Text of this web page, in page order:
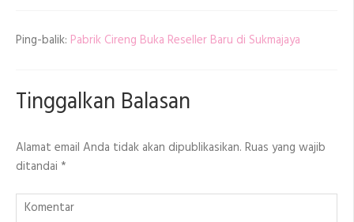
Ping-balik: Pabrik Cireng Buka Reseller Baru di Sukmajaya
Tinggalkan Balasan
Alamat email Anda tidak akan dipublikasikan. Ruas yang wajib
ditandai *
Komentar